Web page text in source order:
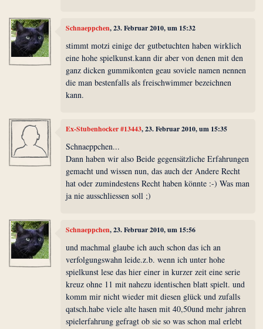
Schnaeppchen, 23. Februar 2010, um 15:32
stimmt motzi einige der gutbetuchten haben wirklich
eine hohe spielkunst.kann dir aber von denen mit den
ganz dicken gummikonten geau soviele namen nennen
die man bestenfalls als freischwimmer bezeichnen
kann.
Ex-Stubenhocker #13443, 23. Februar 2010, um 15:35
Schnaeppchen...
Dann haben wir also Beide gegensätzliche Erfahrungen
gemacht und wissen nun, das auch der Andere Recht
hat oder zumindestens Recht haben könnte :-) Was man
ja nie ausschliessen soll ;)
Schnaeppchen, 23. Februar 2010, um 15:56
und machmal glaube ich auch schon das ich an
verfolgungswahn leide.z.b. wenn ich unter hohe
spielkunst lese das hier einer in kurzer zeit eine serie
kreuz ohne 11 mit nahezu identischen blatt spielt. und
komm mir nicht wieder mit diesen glück und zufalls
qatsch.habe viele alte hasen mit 40,50und mehr jahren
spielerfahrung gefragt ob sie so was schon mal erlebt